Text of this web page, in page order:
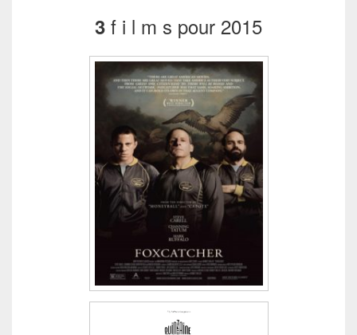
3 f i l m s pour 2015